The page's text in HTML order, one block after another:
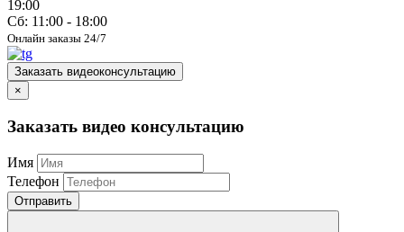
19:00
Сб: 11:00 - 18:00
Онлайн заказы 24/7
Заказать видеоконсультацию
×
Заказать видео консультацию
Имя
Телефон
Отправить